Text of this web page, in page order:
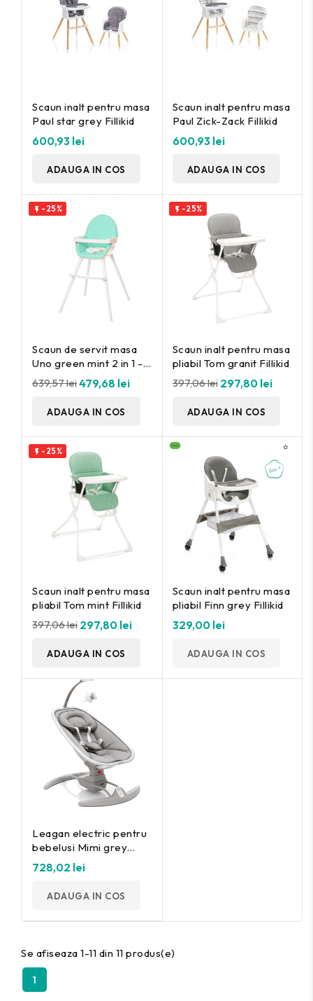
Scaun inalt pentru masa
Paul star grey Fillikid
600,93 lei
ADAUGA IN COS
Scaun inalt pentru masa
Paul Zick-Zack Fillikid
600,93 lei
ADAUGA IN COS
 -25%
Scaun de servit masa
Uno green mint 2 in 1 -
Osann
639,57 lei479,68 lei
ADAUGA IN COS
 -25%
Scaun inalt pentru masa
pliabil Tom granit Fillikid
397,06 lei 297,80 lei
ADAUGA IN COS
 -25%
Scaun inalt pentru masa
pliabil Tom mint Fillikid
397,06 lei 297,80 lei
ADAUGA IN COS
Scaun inalt pentru masa
pliabil Finn grey Fillikid
329,00 lei
ADAUGA IN COS
Leagan electric pentru
bebelusi Mimi grey
Fillikid
728,02 lei
ADAUGA IN COS
Se afiseaza 1-11 din 11 produs(e)
1